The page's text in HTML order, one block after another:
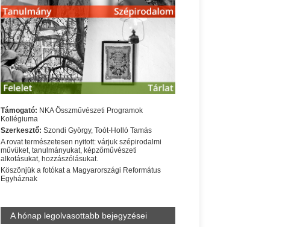
Támogató: NKA Összművészeti Programok
Kollégiuma
Szerkesztő: Szondi György, Toót-Holló Tamás
A rovat természetesen nyitott: várjuk szépirodalmi
művüket, tanulmányukat, képzőművészeti
alkotásukat, hozzászólásukat.
Köszönjük a fotókat a Magyarországi Református
Egyháznak
A hónap legolvasottabb bejegyzései